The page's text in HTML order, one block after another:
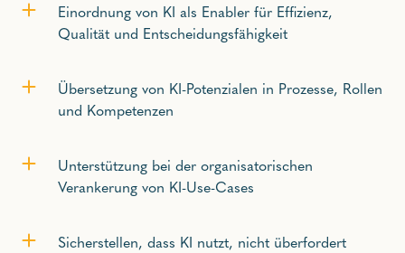
Einordnung von KI als Enabler für Effizienz,
Qualität und Entscheidungsfähigkeit
Übersetzung von KI-Potenzialen in Prozesse, Rollen
und Kompetenzen
Unterstützung bei der organisatorischen
Verankerung von KI-Use-Cases
Sicherstellen, dass KI nutzt, nicht überfordert